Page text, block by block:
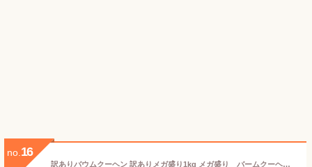
no. 16
訳ありバウムクーヘン 訳ありメガ盛り1kg メガ盛り バームクーヘン バウムクーヘン 応援 在庫処分 訳あり わけあり 食品 食品ロス グルメ 福袋 福袋 送料無料 お菓子 福袋 フードロス